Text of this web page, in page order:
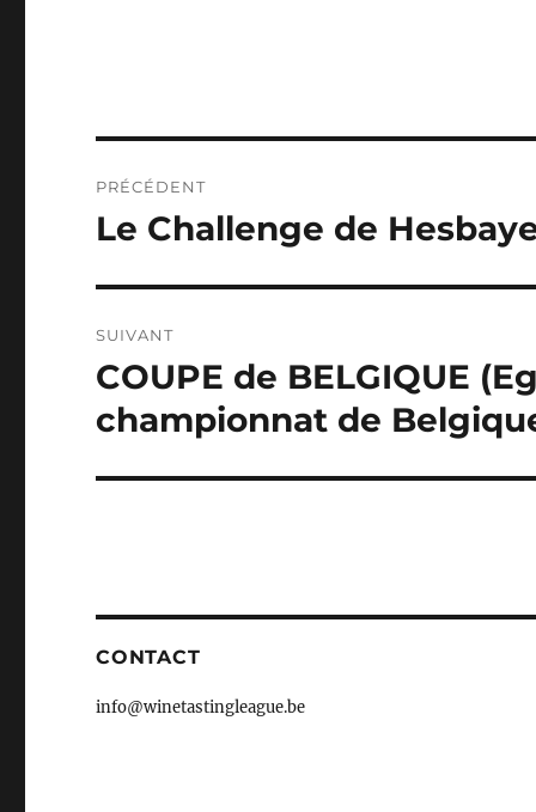
de
PRÉCÉDENT
Publication
Le Challenge de
SUIVANT
Publication
suivante :
COUPE de BELGIQUE
championnat de
CONTACT
info@winetastingleague.be